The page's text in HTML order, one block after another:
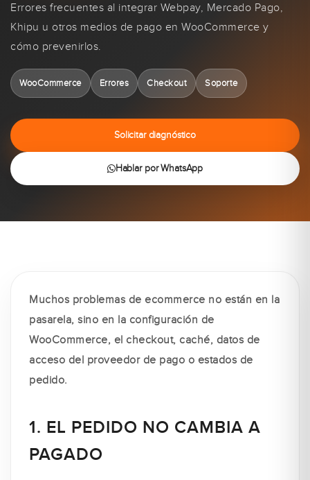
Errores frecuentes al integrar Webpay, Mercado Pago,
Khipu u otros medios de pago en WooCommerce y
cómo prevenirlos.
WooCommerce Errores Checkout Soporte
Solicitar diagnóstico
Hablar por WhatsApp
Muchos problemas de ecommerce no están en la
pasarela, sino en la configuración de
WooCommerce, el checkout, caché, datos de
acceso del proveedor de pago o estados de
pedido.
1. EL PEDIDO NO CAMBIA A
PAGADO